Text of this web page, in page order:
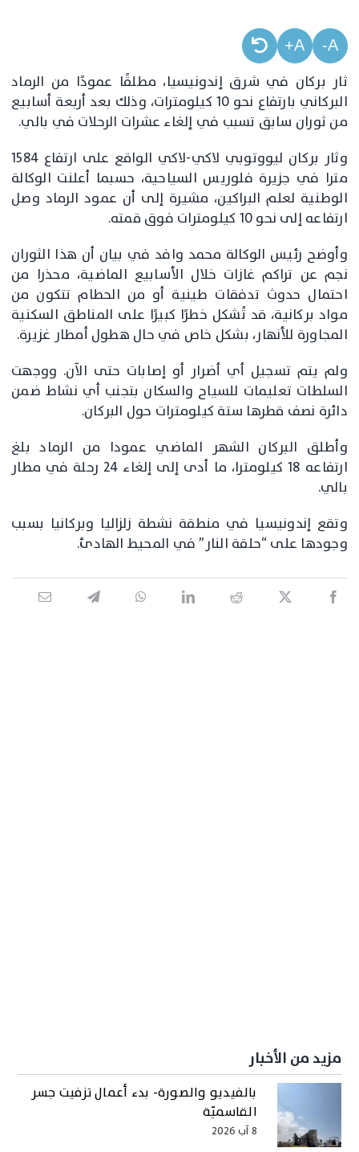
A-
A+
ثار بركان في شرق ​إندونيسيا​، مطلقًا عمودًا من الرماد
البركاني بارتفاع نحو 10 كيلومترات، وذلك بعد أربعة أسابيع
من ثوران سابق تسبب في إلغاء عشرات الرحلات في ​بالي​.
وثار بركان ليووتوبي لاكي-لاكي الواقع على ارتفاع 1584
مترا في جزيرة فلوريس السياحية، حسبما أعلنت الوكالة
الوطنية لعلم البراكين، مشيرة إلى أن عمود الرماد وصل
ارتفاعه إلى نحو 10 كيلومترات فوق قمته.
وأوضح رئيس الوكالة محمد وافد في بيان أن هذا الثوران
نجم عن تراكم غازات خلال الأسابيع الماضية، محذرا من
احتمال حدوث تدفقات طينية أو من الحطام تتكون من
مواد بركانية، قد تُشكل خطرًا كبيرًا على المناطق السكنية
المجاورة للأنهار، بشكل خاص في حال هطول أمطار غزيرة.
ولم يتم تسجيل أي أضرار أو إصابات حتى الآن. ووجهت
السلطات تعليمات للسياح والسكان بتجنب أي نشاط ضمن
دائرة نصف قطرها ستة كيلومترات حول البركان.
وأطلق البركان الشهر الماضي عمودا من الرماد بلغ
ارتفاعه 18 كيلومترا، ما أدى إلى إلغاء 24 رحلة في مطار
بالي.
وتقع إندونيسيا في منطقة نشطة زلزاليا وبركانيا بسبب
وجودها على “حلقة النار” في المحيط الهادئ.
مزيد من الأخبار
بالفيديو والصورة- بدء أعمال تزفيت جسر
القاسميّة
8 آب 2026